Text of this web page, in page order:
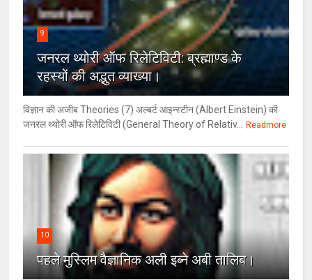
9
जनरल थ्‍योरी ऑफ रिलेटिविटी: ब्रह्माण्‍ड के
रहस्‍यों की अद्भुत व्‍याख्‍या।
विज्ञान की अजीब Theories (7) अल्‍बर्ट आइन्स्टीन (Albert Einstein) की
जनरल थ्योरी ऑफ रिलेटिविटी (General Theory of Relativ... Readmore
10
पहले मुस्लिम वैज्ञानिक अली इब्ने अबी तालिब।